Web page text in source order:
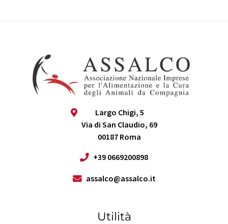
Largo Chigi, 5
Via di San Claudio, 69
00187 Roma
+39 0669200898
assalco@assalco.it
Utilità